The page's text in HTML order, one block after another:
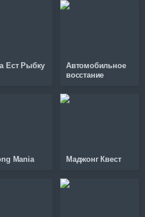
Ест Рыбку
Автомобильное
восстание
Mania Маджонг Квест